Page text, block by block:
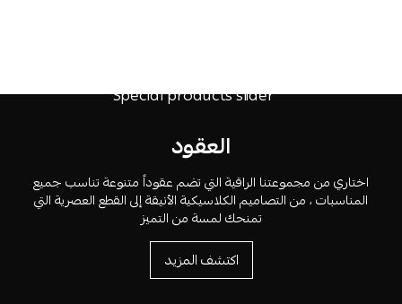
العقود
اختاري من مجموعتنا الراقية التي تضم عقوداً متنوعة تناسب جميع
المناسبات ، من التصاميم الكلاسيكية الأنيقة إلى القطع العصرية التي
تمنحك لمسة من التميز
اكتشف المزيد